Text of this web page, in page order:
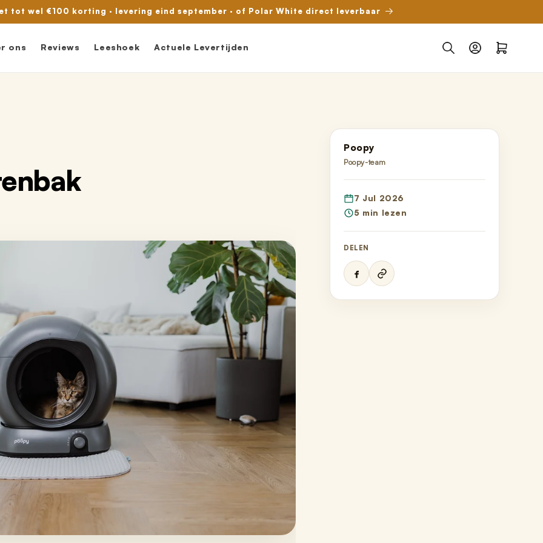
tot wel €100 korting · levering eind september · of Polar White direct leverbaar
ons Reviews Leeshoek Actuele Levertijden Inloggen
Winkelwagen
Poopy
Poopy-team
7 Jul 2026
5 min lezen
DELEN